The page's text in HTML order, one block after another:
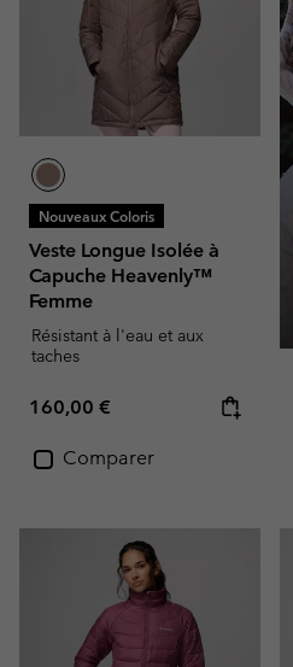
Nouveaux Coloris
Veste Longue Isolée à
Capuche Heavenly™
Femme
Résistant à l'eau et aux
taches
Regular price:
160,00 €
Comparer